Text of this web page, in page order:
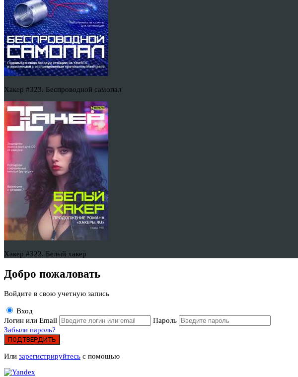
Хакер #323. Беспроводной самопал
Хакер #322. Белый хакер
Добро пожаловать
Войдите в свою учетную запись
Вход
Логин или Email
Пароль
Забыли пароль?
ПОДТВЕРДИТЬ
Или зарегистрируйтесь с помощью